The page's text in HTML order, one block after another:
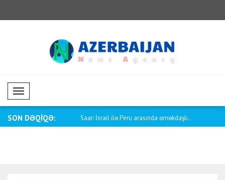
Mobil Menü
SON DƏQİQƏ:
Nazirliyi: Cərəmanada.. Saar: İsrail ilə Peru arasında əməkdaşlı..